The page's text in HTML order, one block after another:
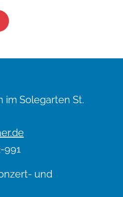
im Solegarten St.
991
und